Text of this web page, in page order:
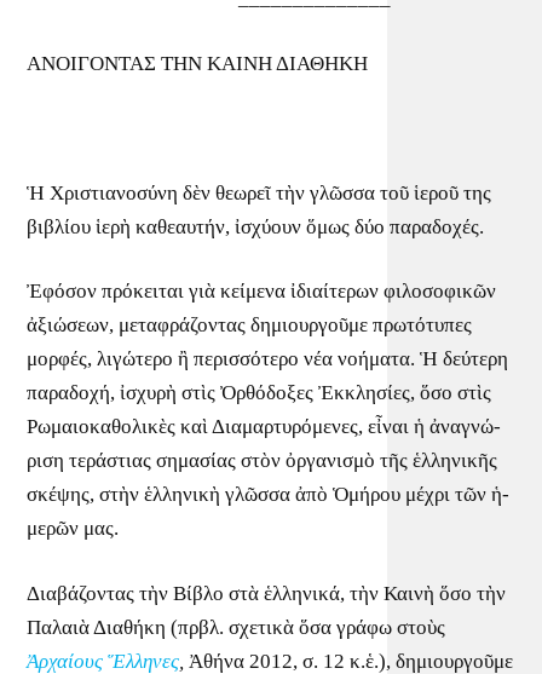
ΑΝΟΙΓΟΝΤΑΣ ΤΗΝ ΚΑΙΝΗ ΔΙΑΘΗΚΗ
Ἡ Χριστιανοσύνη δὲν θεωρεῖ τὴν γλῶσσα τοῦ ἱεροῦ της
βιβλίου ἱερὴ καθεαυτήν, ἰσχύουν ὅμως δύο παραδοχές.
Ἐ­φό­σον πρό­κει­ται γιὰ κεί­με­να ἰ­δι­αί­τε­ρων φι­λο­σο­φι­κῶν
ἀ­ξι­ώ­σε­ων, με­τα­φρά­ζον­τας δη­μι­ουρ­γοῦ­με πρω­τό­τυ­πες
μορ­φές, λι­γώ­τε­ρο ἢ πε­ρισ­σό­τε­ρο νέα νο­ή­μα­τα. Ἡ δεύ­τε­ρη
πα­ρα­δο­χή, ἰ­σχυ­ρὴ στὶς Ὀρ­θό­δο­ξες Ἐκ­κλη­σί­ες, ὅσο στὶς
Ρω­μαι­ο­κα­θο­λι­κὲς καὶ Δι­α­μαρ­τυ­ρό­με­νες, εἶ­ναι ἡ ἀ­να­γνώ­
ρι­ση τε­ρά­στι­ας ση­μα­σί­ας στὸν ὀρ­γα­νι­σμὸ τῆς ἑλ­λη­νι­κῆς
σκέ­ψης, στὴν ἑλ­λη­νι­κὴ γλῶσ­σα ἀπὸ Ὁμή­ρου μέ­χρι τῶν ἡ­
με­ρῶν μας.
Διαβάζοντας τὴν Βίβλο στὰ ἑλληνικά, τὴν Καινὴ ὅσο τὴν
Παλαιὰ Διαθήκη (πρβλ. σχετικὰ ὅσα γράφω στοὺς
Ἀρχαίους Ἕλληνες Ἀθήνα 2012, σ. 12 κ.ἑ.), δημιουργοῦμε